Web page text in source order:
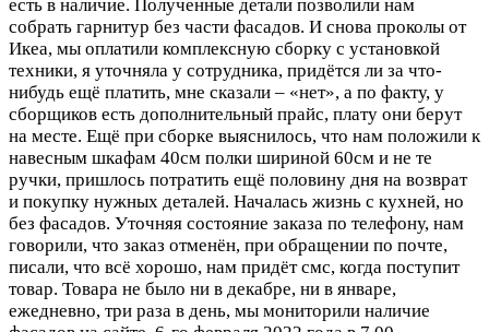
есть в наличие. Полученные детали позволили нам
собрать гарнитур без части фасадов. И снова проколы от
Икеа, мы оплатили комплексную сборку с установкой
техники, я уточняла у сотрудника, придётся ли за что-
нибудь ещё платить, мне сказали – «нет», а по факту, у
сборщиков есть дополнительный прайс, плату они берут
на месте. Ещё при сборке выяснилось, что нам положили к
навесным шкафам 40см полки шириной 60см и не те
ручки, пришлось потратить ещё половину дня на возврат
и покупку нужных деталей. Началась жизнь с кухней, но
без фасадов. Уточняя состояние заказа по телефону, нам
говорили, что заказ отменён, при обращении по почте,
писали, что всё хорошо, нам придёт смс, когда поступит
товар. Товара не было ни в декабре, ни в январе,
ежедневно, три раза в день, мы мониторили наличие